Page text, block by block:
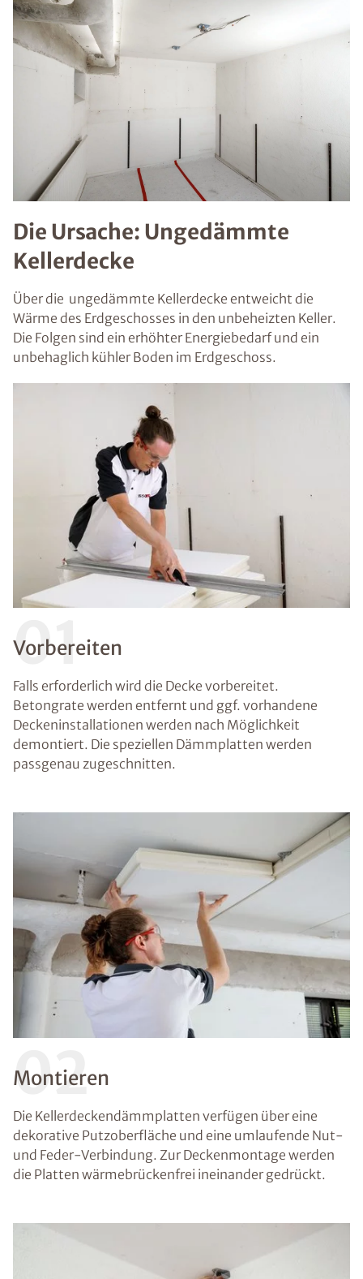
Die Ursache: Ungedämmte
Kellerdecke
Über die ungedämmte Kellerdecke entweicht die
Wärme des Erdgeschosses in den unbeheizten Keller.
Die Folgen sind ein erhöhter Energiebedarf und ein
unbehaglich kühler Boden im Erdgeschoss.
01
Vorbereiten
Falls erforderlich wird die Decke vorbereitet.
Betongrate werden entfernt und ggf. vorhandene
Deckeninstallationen werden nach Möglichkeit
demontiert. Die speziellen Dämmplatten werden
passgenau zugeschnitten.
02
Montieren
Die Kellerdeckendämmplatten verfügen über eine
dekorative Putzoberfläche und eine umlaufende Nut-
und Feder-Verbindung. Zur Deckenmontage werden
die Platten wärmebrückenfrei ineinander gedrückt.